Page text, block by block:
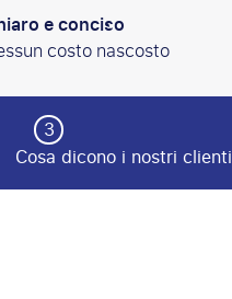
e conciso
costo nascosto
3
Cosa dicono i nostri clienti